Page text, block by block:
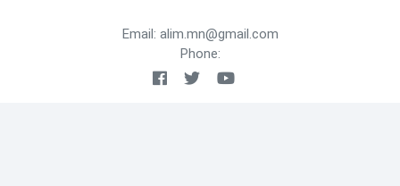
ХАН-УУЛ ДҮҮРГИЙН ДЭРГЭДЭХ
БАЙГУУЛЛАГУУДЫН УДИРДАХ АЖИЛТНЫ
Email: alim.mn@gmail.com
Phone: